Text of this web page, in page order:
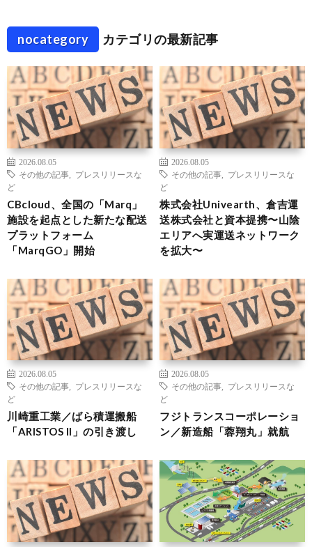
nocategory カテゴリの最新記事
2026.08.05
その他の記事
プレスリリースな
ど
CBcloud、全国の「Marq」
施設を起点とした新たな配送
プラットフォーム
「MarqGO」開始
2026.08.05
その他の記事
プレスリリースな
ど
株式会社Univearth、倉吉運
送株式会社と資本提携〜山陰
エリアへ実運送ネットワーク
を拡大〜
2026.08.05
その他の記事
プレスリリースな
ど
川崎重工業／ばら積運搬船
「ARISTOS II」の引き渡し
2026.08.05
その他の記事
プレスリリースな
ど
フジトランスコーポレーショ
ン／新造船「蓉翔丸」就航